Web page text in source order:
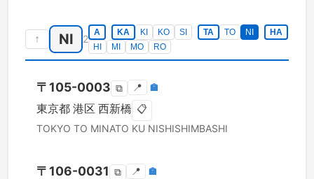
↑ NI 2
A KA KI KO SI TA TO NI
HA
HI
MI MO RO
〒 105-0003 ⧉ 📍 🏣
東京都 港区 西新橋 📋
TOKYO TO MINATO KU NISHISHIMBASHI
〒 106-0031 ⧉ 📍 🏣